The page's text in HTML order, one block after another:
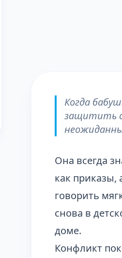
Когда
защитить
Она всегда
как
говорить
снова в
доме.
Конфликт